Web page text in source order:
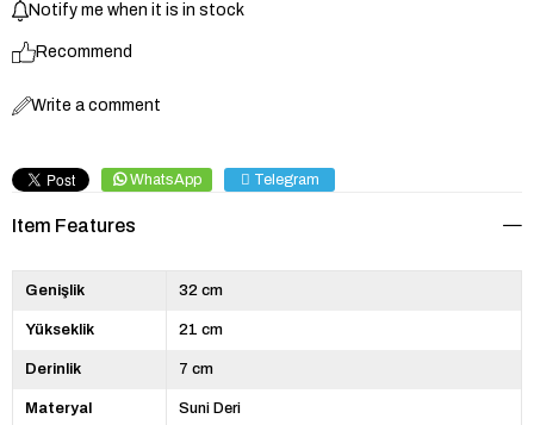
Notify me when it is in stock
Recommend
Write a comment
WhatsApp Telegram
Item Features
Genişlik 32 cm
Yükseklik 21 cm
Derinlik 7 cm
Materyal Suni Deri